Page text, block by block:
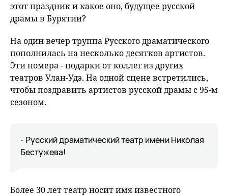
этот праздник и какое оно, будущее русской
драмы в Бурятии?
На один вечер труппа Русского драматического
пополнилась на несколько десятков артистов.
Эти номера - подарки от коллег из других
театров Улан-Удэ. На одной сцене встретились,
чтобы поздравить артистов русской драмы с 95-м
сезоном.
- Русский драматический театр имени Николая
Бестужева!
Более 30 лет театр носит имя известного